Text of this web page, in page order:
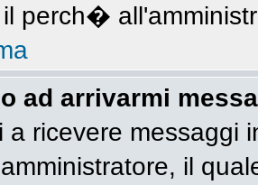
perch�
ad arrivarmi
a ricevere messaggi
il